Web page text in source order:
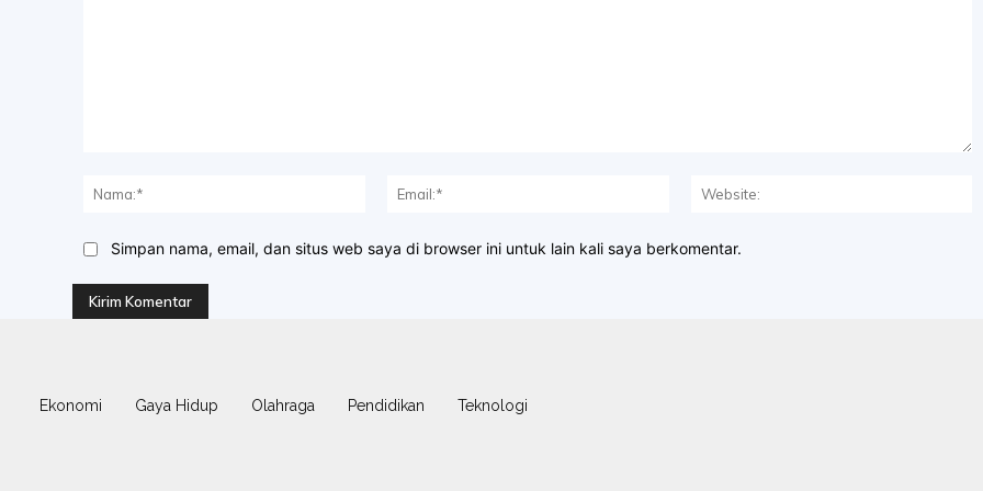
Nama:*
Email:*
Simpan nama, email, dan situs web saya di browser ini untuk lain kali saya berkomentar.
Ekonomi Gaya Hidup Olahraga Pendidikan Teknologi